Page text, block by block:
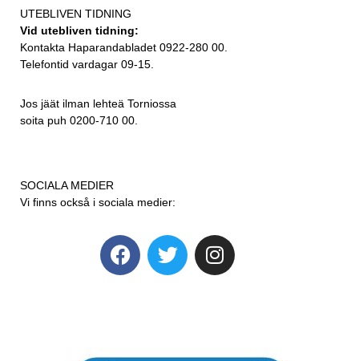
UTEBLIVEN TIDNING
Vid utebliven tidning:
Kontakta Haparandabladet 0922-280 00.
Telefontid vardagar 09-15.
Jos jäät ilman lehteä Torniossa
soita puh 0200-710 00.
SOCIALA MEDIER
Vi finns också i sociala medier: